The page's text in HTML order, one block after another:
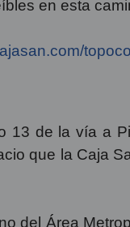
en esta
13 de la vía a
que la Caja
del Área